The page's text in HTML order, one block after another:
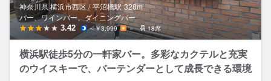
神奈川県 横浜市西区 / 平沼橋駅 328m
バー、ワインバー、ダイニングバー
3.42 ～￥3,999 － 18席
横浜駅徒歩5分の一軒家バー。多彩なカクテルと充実
のウイスキーで、バーテンダーとして成長できる環境